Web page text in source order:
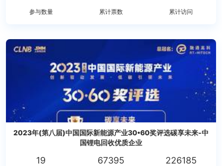
参与数量 累计票数 累计访问
2023年(第八届)中国国际新能源产业30•60奖评选碳享未来-中
国锂电回收优质企业
19 67395 226185